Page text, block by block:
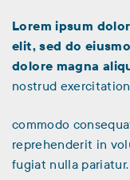
Lorem ipsum
elit, sed do
dolore magna
nostrud
commodo
reprehenderit in
fugiat nulla